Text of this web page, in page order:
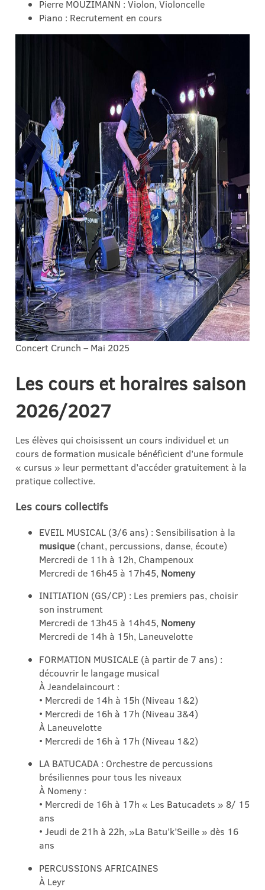
Pierre MOUZIMANN : Violon, Violoncelle
Piano : Recrutement en cours
Concert Crunch – Mai 2025
Les cours et horaires saison
2026/2027
Les élèves qui choisissent un cours individuel et un
cours de formation musicale bénéficient d’une formule
« cursus » leur permettant d’accéder gratuitement à la
pratique collective.
Les cours collectifs
EVEIL MUSICAL (3/6 ans) : Sensibilisation à la
musique(chant, percussions, danse, écoute)
Mercredi de 11h à 12h, Champenoux
Mercredi de 16h45 à 17h45, Nomeny
INITIATION (GS/CP) : Les premiers pas, choisir
son instrument
Mercredi de 13h45 à 14h45, Nomeny
Mercredi de 14h à 15h, Laneuvelotte
FORMATION MUSICALE (à partir de 7 ans) :
découvrir le langage musical
À Jeandelaincourt :
• Mercredi de 14h à 15h (Niveau 1&2)
• Mercredi de 16h à 17h (Niveau 3&4)
À Laneuvelotte
• Mercredi de 16h à 17h (Niveau 1&2)
LA BATUCADA : Orchestre de percussions
brésiliennes pour tous les niveaux
À Nomeny :
• Mercredi de 16h à 17h « Les Batucadets » 8/ 15
ans
• Jeudi de 21h à 22h, »La Batu’k’Seille » dès 16
ans
PERCUSSIONS AFRICAINES
À Leyr